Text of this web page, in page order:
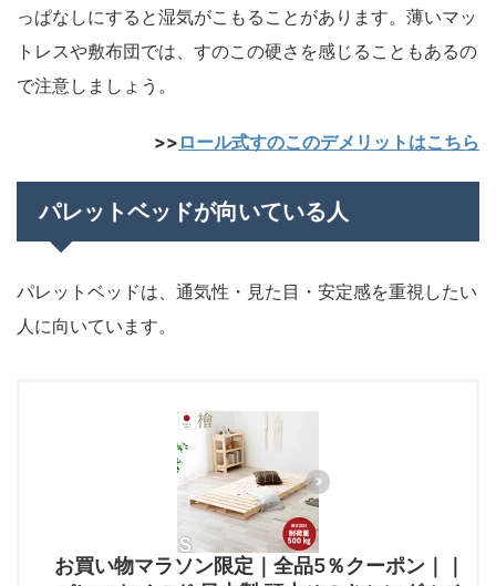
っぱなしにすると湿気がこもることがあります。薄いマッ
トレスや敷布団では、すのこの硬さを感じることもあるの
で注意しましょう。
>> ロール式すのこのデメリットはこちら
パレットベッドが向いている人
パレットベッドは、通気性・見た目・安定感を重視したい
人に向いています。
お買い物マラソン限定｜全品5％クーポン｜｜